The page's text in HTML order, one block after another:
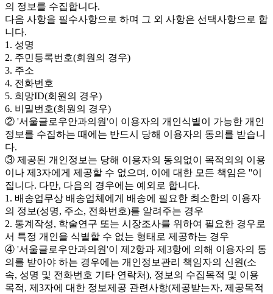
의 정보를 수집합니다.
다음 사항을 필수사항으로 하며 그 외 사항은 선택사항으로 합
니다.
1. 성명
2. 주민등록번호(회원의 경우)
3. 주소
4. 전화번호
5. 희망ID(회원의 경우)
6. 비밀번호(회원의 경우)
② '서울글로우안과의원'이 이용자의 개인식별이 가능한 개인
정보를 수집하는 때에는 반드시 당해 이용자의 동의를 받습니
다.
③ 제공된 개인정보는 당해 이용자의 동의없이 목적외의 이용
이나 제3자에게 제공할 수 없으며, 이에 대한 모든 책임은 ''이
집니다. 다만, 다음의 경우에는 예외로 합니다.
1. 배송업무상 배송업체에게 배송에 필요한 최소한의 이용자
의 정보(성명, 주소, 전화번호)를 알려주는 경우
2. 통계작성, 학술연구 또는 시장조사를 위하여 필요한 경우로
서 특정 개인을 식별할 수 없는 형태로 제공하는 경우
④ '서울글로우안과의원'이 제2항과 제3항에 의해 이용자의 동
의를 받아야 하는 경우에는 개인정보관리 책임자의 신원(소
속, 성명 및 전화번호 기타 연락처), 정보의 수집목적 및 이용
목적, 제3자에 대한 정보제공 관련사항(제공받는자, 제공목적